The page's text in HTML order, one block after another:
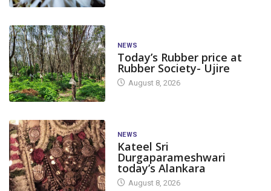
NEWS
Today’s Rubber price at
Rubber Society- Ujire
August 8, 2026
NEWS
Kateel Sri
Durgaparameshwari
today’s Alankara
August 8, 2026